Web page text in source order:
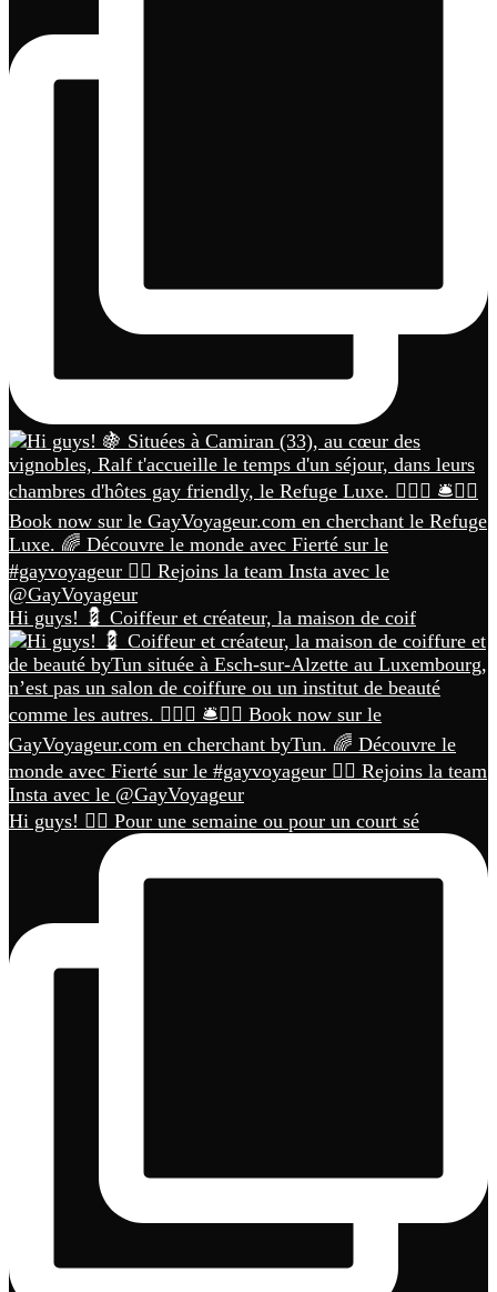
Hi guys! 💈 Coiffeur et créateur, la maison de coif
Hi guys! 🏳️‍🌈 Pour une semaine ou pour un court sé